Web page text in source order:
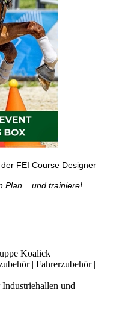
FEI Course Designer
Plan... und trainiere!